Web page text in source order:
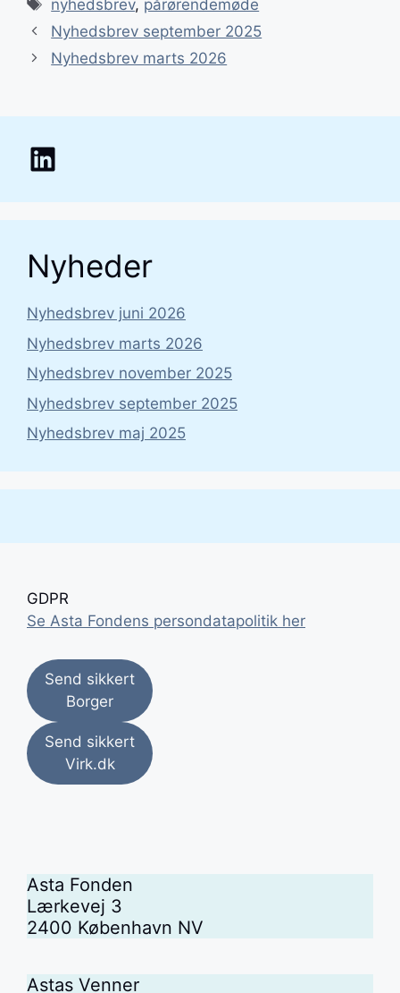
nyhedsbrev, pårørendemøde
Indlægsnavigation
Nyhedsbrev september 2025
Nyhedsbrev marts 2026
LinkedIn
Nyheder
Nyhedsbrev juni 2026
Nyhedsbrev marts 2026
Nyhedsbrev november 2025
Nyhedsbrev september 2025
Nyhedsbrev maj 2025
GDPR
Se Asta Fondens persondatapolitik her
Send sikkert
Borger
Send sikkert
Virk.dk
Asta Fonden
Lærkevej 3
2400 København NV
Astas Venner